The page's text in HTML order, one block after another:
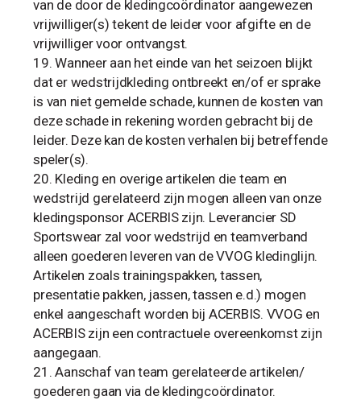
van de door de kledingcoördinator aangewezen
vrijwilliger(s) tekent de leider voor afgifte en de
vrijwilliger voor ontvangst.
Wanneer aan het einde van het seizoen blijkt
dat er wedstrijdkleding ontbreekt en/of er sprake
is van niet gemelde schade, kunnen de kosten van
deze schade in rekening worden gebracht bij de
leider. Deze kan de kosten verhalen bij betreffende
speler(s).
Kleding en overige artikelen die team en
wedstrijd gerelateerd zijn mogen alleen van onze
kledingsponsor ACERBIS zijn. Leverancier SD
Sportswear zal voor wedstrijd en teamverband
alleen goederen leveren van de VVOG kledinglijn.
Artikelen zoals trainingspakken, tassen,
presentatie pakken, jassen, tassen e.d.) mogen
enkel aangeschaft worden bij ACERBIS. VVOG en
ACERBIS zijn een contractuele overeenkomst zijn
aangegaan.
Aanschaf van team gerelateerde artikelen/
goederen gaan via de kledingcoördinator.